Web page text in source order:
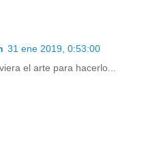
31 ene 2019, 0:53:00
el arte para hacerlo...